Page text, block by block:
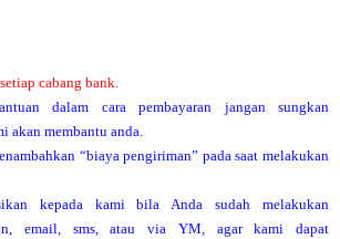
cabang bank.
dalam cara pembayaran jangan sungkan
akan membantu anda.
“biaya pengiriman” pada saat melakukan
kepada kami bila Anda sudah melakukan
email, sms, atau via YM, agar kami dapat